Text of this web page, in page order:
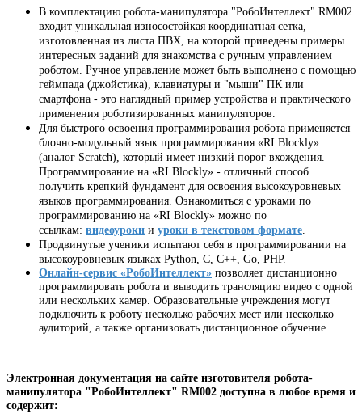
В комплектацию робота-манипулятора "РобоИнтеллект" RM002
входит уникальная износостойкая координатная сетка,
изготовленная из листа ПВХ, на которой приведены примеры
интересных заданий для знакомства с ручным управлением
роботом. Ручное управление может быть выполнено с помощью
геймпада (джойстика), клавиатуры и "мыши" ПК или
смартфона - это наглядный пример устройства и практического
применения роботизированных манипуляторов.
Для быстрого освоения программирования робота применяется
блочно-модульный язык программирования «RI Blockly»
(аналог Scratch), который имеет низкий порог вхождения.
Программирование на «RI Blockly» - отличный способ
получить крепкий фундамент для освоения высокоуровневых
языков программирования. Ознакомиться с уроками по
программированию на «RI Blockly» можно по
ссылкам: видеоуроки и уроки в текстовом формате
Продвинутые ученики испытают себя в программировании на
высокоуровневых языках Python, C, C++, Go, PHP.
Онлайн-сервис «РобоИнтеллект» позволяет дистанционно
программировать робота и выводить трансляцию видео с одной
или нескольких камер. Образовательные учреждения могут
подключить к роботу несколько рабочих мест или несколько
аудиторий, а также организовать дистанционное обучение.
Электронная документация на сайте изготовителя робота-
манипулятора "РобоИнтеллект" RM002 доступна в любое время и
содержит: